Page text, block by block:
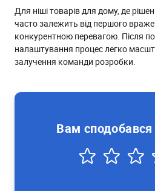
Для ніші товарів для дому, де
часто залежить від першого
конкурентною перевагою. Після
налаштування процес легко
залучення команди розробки.
Вам сподобався